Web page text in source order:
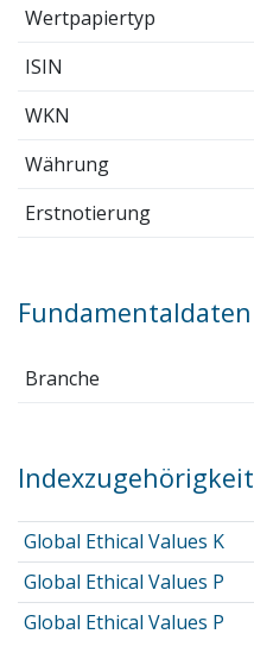
Wertpapiertyp
ISIN
WKN
Währung
Erstnotierung
Fundamentaldaten
Branche
Indexzugehörigkeit
Global Ethical Values K
Global Ethical Values P
Global Ethical Values P